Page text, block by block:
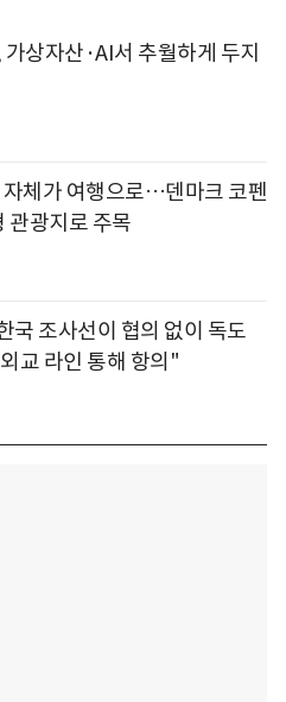
상자산·AI서 추월하게 두지
자체가 여행으로…덴마크 코펜
관광지로 주목
국 조사선이 협의 없이 독도
교 라인 통해 항의"